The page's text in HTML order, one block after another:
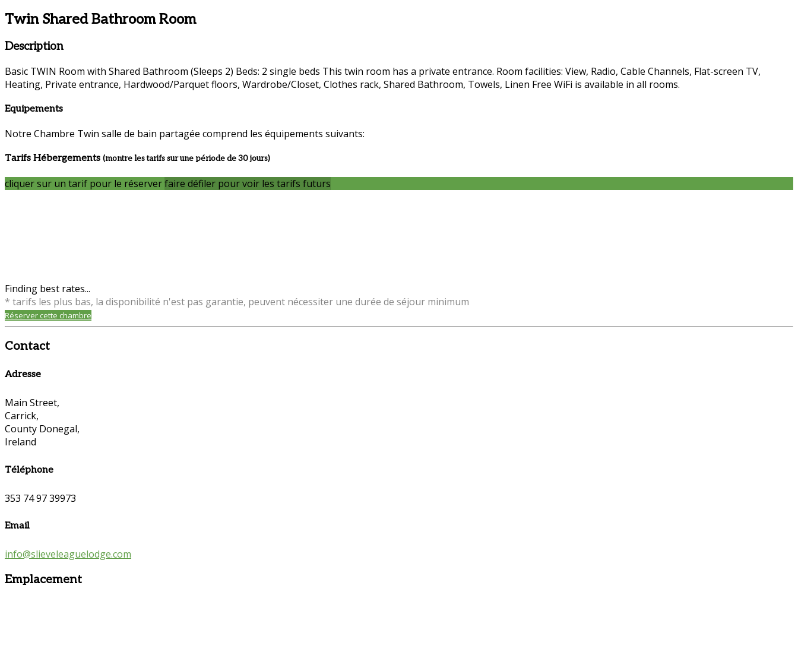
Twin Shared Bathroom Room
Description
Basic TWIN Room with Shared Bathroom (Sleeps 2) Beds: 2 single beds This twin room has a private entrance. Room facilities: View, Radio, Cable Channels, Flat-screen TV,
Heating, Private entrance, Hardwood/Parquet floors, Wardrobe/Closet, Clothes rack, Shared Bathroom, Towels, Linen Free WiFi is available in all rooms.
Equipements
Notre Chambre Twin salle de bain partagée comprend les équipements suivants:
Tarifs Hébergements (montre les tarifs sur une période de 30 jours)
cliquer sur un tarif pour le réserverfaire défiler pour voir les tarifs futurs
Finding best rates...
* tarifs les plus bas, la disponibilité n'est pas garantie, peuvent nécessiter une durée de séjour minimum
Réserver cette chambre
Contact
Adresse
Main Street,
Carrick,
County Donegal,
Ireland
Téléphone
353 74 97 39973
Email
info@slieveleaguelodge.com
Emplacement